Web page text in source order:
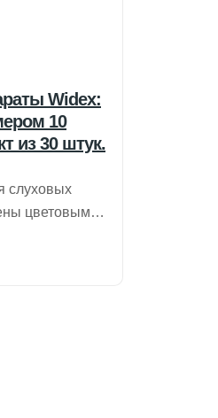
Widex:
10
из 30 штук.
слуховых
цветовым
воздушно-
до момента